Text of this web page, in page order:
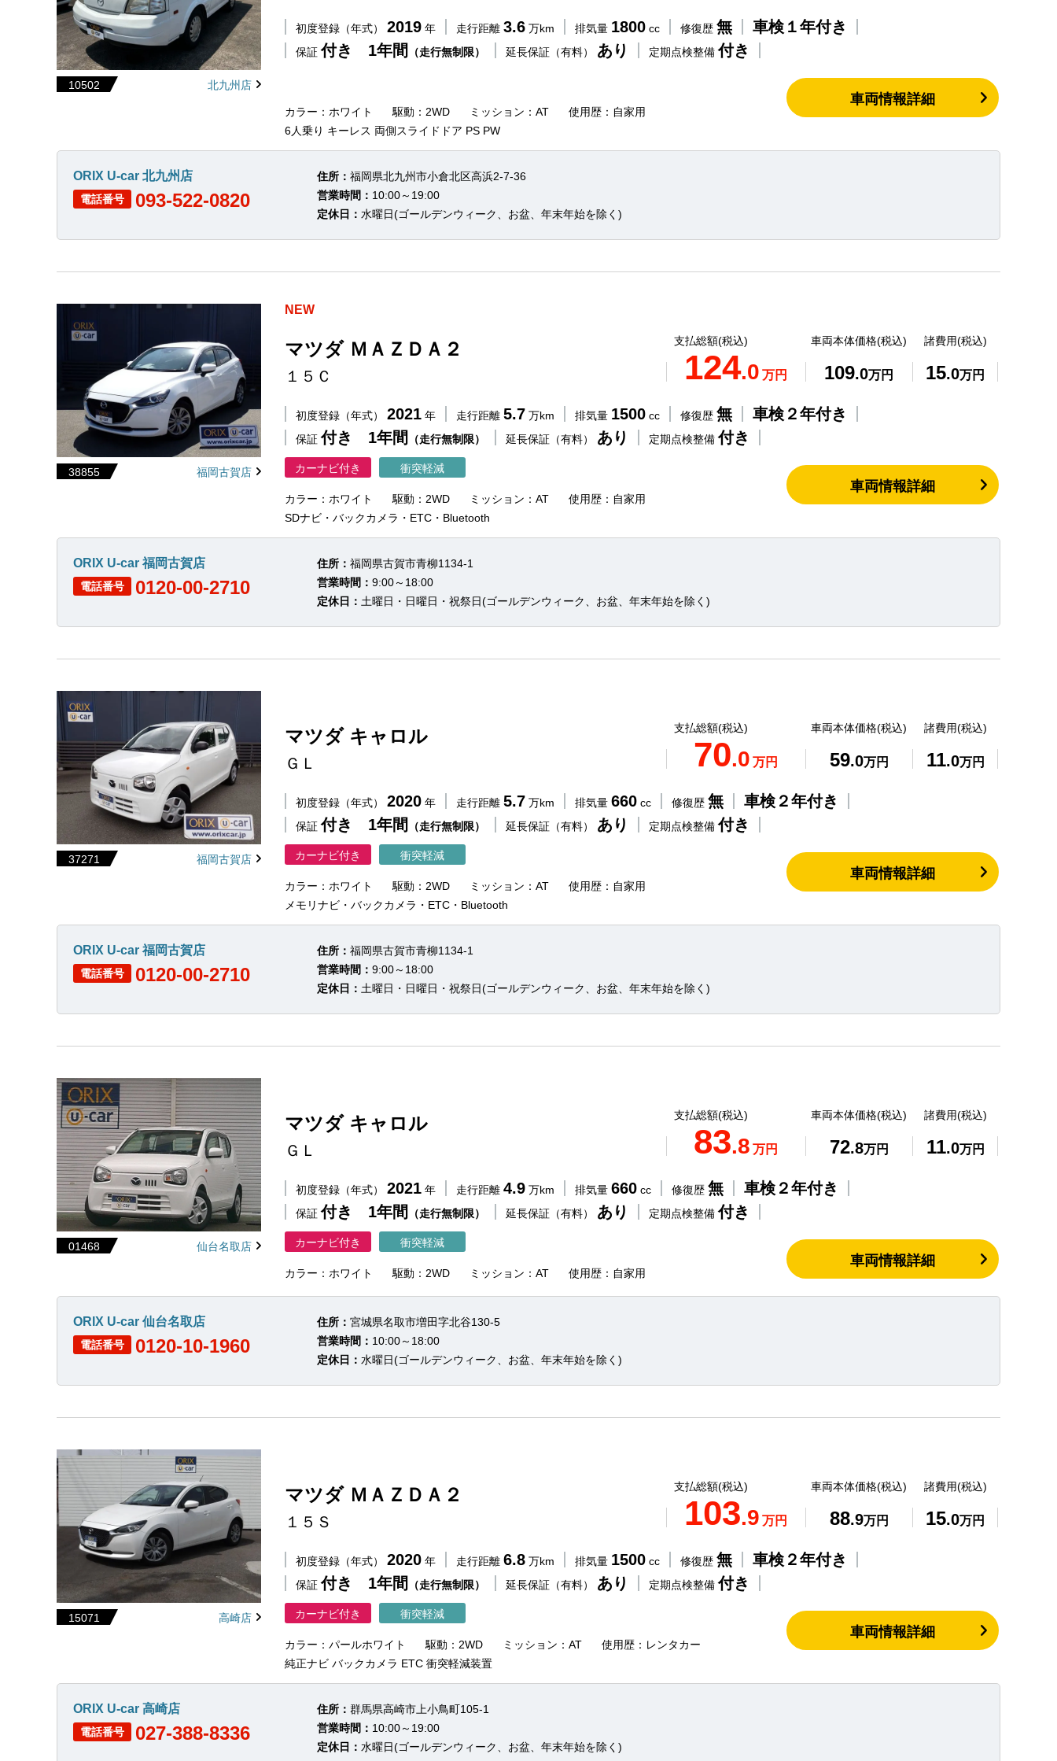
10502 北九州店
初度登録（年式） 2019 年 走行距離 3.6 万km 排気量 1800 cc 修復歴 無 車検１年付き
保証付き 1年間 （走行無制限） 延長保証（有料） あり 定期点検整備付き
カラー：ホワイト 駆動：2WD ミッション：AT
使用歴：自家用
6人乗り キーレス 両側スライドドア PS PW
車両情報詳細
ORIX U-car 北九州店
電話番号 093-522-0820
住所： 福岡県北九州市小倉北区高浜2-7-36
営業時間： 10:00～19:00
定休日： 水曜日(ゴールデンウィーク、お盆、年末年始を除く)
38855 福岡古賀店
NEW
マツダ ＭＡＺＤＡ２
１５Ｃ
支払総額(税込)
124.0 万円
車両本体価格(税込)
109.0万円
諸費用(税込)
15.0万円
初度登録（年式） 2021 年 走行距離 5.7 万km 排気量 1500 cc 修復歴 無 車検２年付き
保証付き 1年間 （走行無制限） 延長保証（有料） あり 定期点検整備付き
カーナビ付き 衝突軽減
カラー：ホワイト 駆動：2WD ミッション：AT
使用歴：自家用
SDナビ・バックカメラ・ETC・Bluetooth
車両情報詳細
ORIX U-car 福岡古賀店
電話番号 0120-00-2710
住所： 福岡県古賀市青柳1134-1
営業時間： 9:00～18:00
定休日： 土曜日・日曜日・祝祭日(ゴールデンウィーク、お盆、年末年始を除く)
37271 福岡古賀店
マツダ キャロル
ＧＬ
支払総額(税込)
70.0 万円
車両本体価格(税込)
59.0万円
諸費用(税込)
11.0万円
初度登録（年式） 2020 年 走行距離 5.7 万km 排気量 660 cc 修復歴 無 車検２年付き
保証付き 1年間 （走行無制限） 延長保証（有料） あり 定期点検整備付き
カーナビ付き 衝突軽減
カラー：ホワイト 駆動：2WD ミッション：AT
使用歴：自家用
メモリナビ・バックカメラ・ETC・Bluetooth
車両情報詳細
ORIX U-car 福岡古賀店
電話番号 0120-00-2710
住所： 福岡県古賀市青柳1134-1
営業時間： 9:00～18:00
定休日： 土曜日・日曜日・祝祭日(ゴールデンウィーク、お盆、年末年始を除く)
01468 仙台名取店
マツダ キャロル
ＧＬ
支払総額(税込)
83.8 万円
車両本体価格(税込)
72.8万円
諸費用(税込)
11.0万円
初度登録（年式） 2021 年 走行距離 4.9 万km 排気量 660 cc 修復歴 無 車検２年付き
保証付き 1年間 （走行無制限） 延長保証（有料） あり 定期点検整備付き
カーナビ付き 衝突軽減
カラー：ホワイト 駆動：2WD ミッション：AT 使用歴：自家用
車両情報詳細
ORIX U-car 仙台名取店
電話番号 0120-10-1960
住所： 宮城県名取市増田字北谷130-5
営業時間： 10:00～18:00
定休日： 水曜日(ゴールデンウィーク、お盆、年末年始を除く)
15071 高崎店
マツダ ＭＡＺＤＡ２
１５Ｓ
支払総額(税込)
103.9 万円
車両本体価格(税込)
88.9万円
諸費用(税込)
15.0万円
初度登録（年式） 2020 年 走行距離 6.8 万km 排気量 1500 cc 修復歴 無 車検２年付き
保証付き 1年間 （走行無制限） 延長保証（有料） あり 定期点検整備付き
カーナビ付き 衝突軽減
カラー：パールホワイト 駆動：2WD ミッション：AT
使用歴：レンタカー
純正ナビ バックカメラ ETC 衝突軽減装置
車両情報詳細
ORIX U-car 高崎店
電話番号 027-388-8336
住所： 群馬県高崎市上小鳥町105-1
営業時間： 10:00～19:00
定休日： 水曜日(ゴールデンウィーク、お盆、年末年始を除く)